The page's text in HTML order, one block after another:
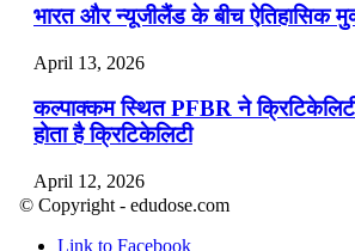
भारत और न्यूजीलैंड के बीच ऐतिहासिक
April 13, 2026
कल्पाक्कम स्थित PFBR ने
होता है क्रिटिकेलिटी
April 12, 2026
© Copyright - edudose.com
Link to Facebook